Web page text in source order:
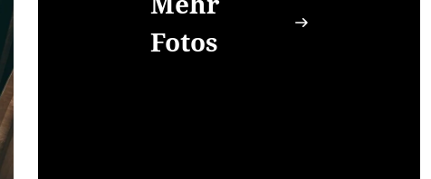
Fotos